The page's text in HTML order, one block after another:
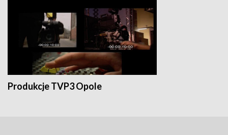
Produkcje TVP3 Opole